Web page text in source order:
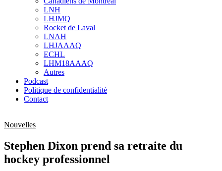
sub
menu
LNH
LHJMQ
Rocket de Laval
LNAH
LHJAAAQ
ECHL
LHM18AAAQ
Autres
Podcast
Politique de confidentialité
Contact
Nouvelles
Stephen Dixon prend sa retraite du
hockey professionnel